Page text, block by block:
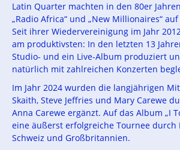
Latin Quarter machten in den 80er
„Radio Africa“ und „New Millionaires“
Seit ihrer Wiedervereinigung im Jahr
am produktivsten: In den letzten 13
Studio- und ein Live-Album produziert
natürlich mit zahlreichen Konzerten
Im Jahr 2024 wurden die langjährigen
Skaith, Steve Jeffries und Mary Carewe
Anna Carewe ergänzt. Auf das Album „I
eine äußerst erfolgreiche Tournee durch
Schweiz und Großbritannien.